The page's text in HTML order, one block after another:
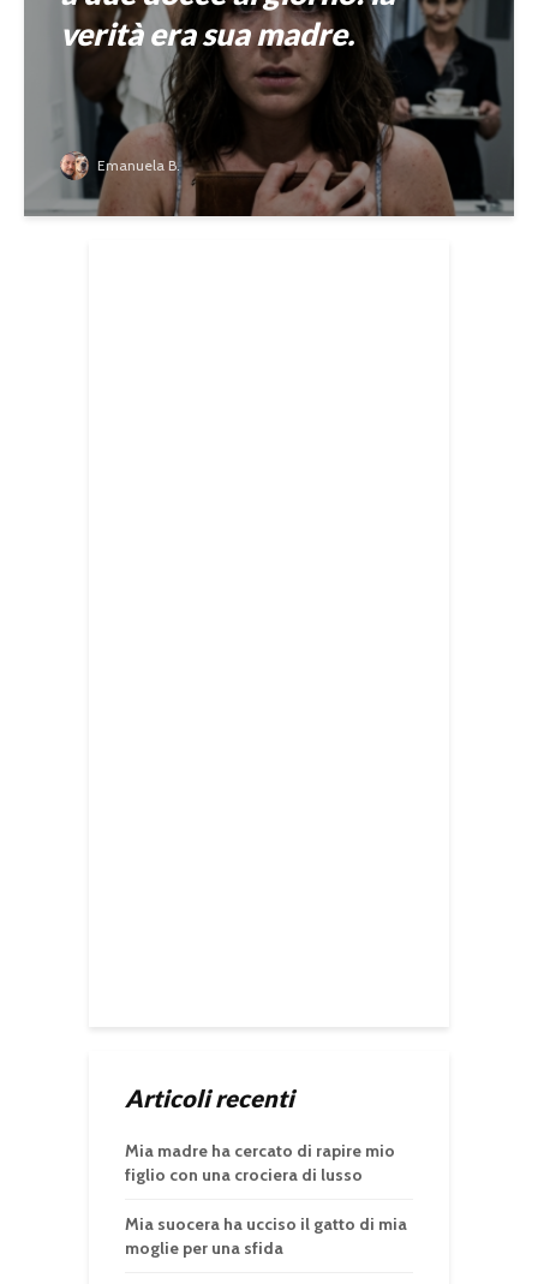
verità era sua madre.
Emanuela B.
Articoli recenti
Mia madre ha cercato di rapire mio
figlio con una crociera di lusso
Mia suocera ha ucciso il gatto di mia
moglie per una sfida